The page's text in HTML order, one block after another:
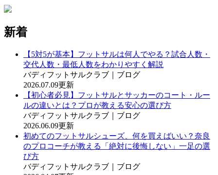
新着
【5対5が基本】フットサルは何人でやる？試合人数・
交代人数・最低人数をわかりやすく解説
バディフットサルクラブ｜ブログ
2026.07.09更新
【初心者必見】フットサルとサッカーのコート・ルー
ルの違いとは？プロが教える安心の選び方
バディフットサルクラブ｜ブログ
2026.06.09更新
初めてのフットサルシューズ、何を買えばいい？奈良
のプロコーチが教える「絶対に後悔しない」一足の選
び方
バディフットサルクラブ｜ブログ